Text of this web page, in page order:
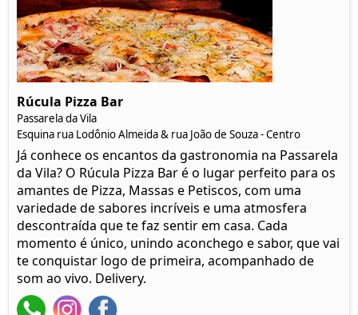
Rúcula Pizza Bar
Passarela da Vila
Esquina rua Lodônio Almeida & rua João de Souza - Centro
Já conhece os encantos da gastronomia na Passarela
da Vila? O Rúcula Pizza Bar é o lugar perfeito para os
amantes de Pizza, Massas e Petiscos, com uma
variedade de sabores incríveis e uma atmosfera
descontraída que te faz sentir em casa. Cada
momento é único, unindo aconchego e sabor, que vai
te conquistar logo de primeira, acompanhado de
som ao vivo. Delivery.